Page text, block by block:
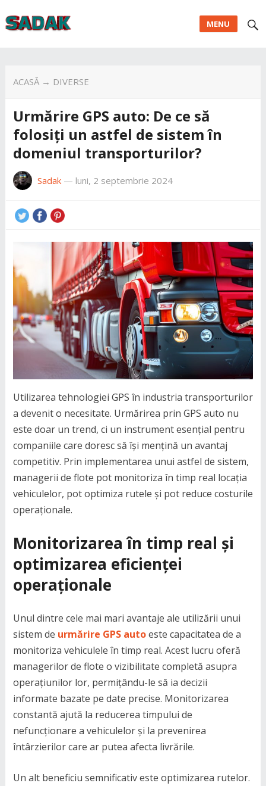
MENU
ACASĂ→ DIVERSE
Urmărire GPS auto: De ce să
folosiți un astfel de sistem în
domeniul transporturilor?
Sadak— luni, 2 septembrie 2024
Utilizarea tehnologiei GPS în industria transporturilor
a devenit o necesitate. Urmărirea prin GPS auto nu
este doar un trend, ci un instrument esențial pentru
companiile care doresc să își mențină un avantaj
competitiv. Prin implementarea unui astfel de sistem,
managerii de flote pot monitoriza în timp real locația
vehiculelor, pot optimiza rutele și pot reduce costurile
operaționale.
Monitorizarea în timp real și
optimizarea eficienței
operaționale
Unul dintre cele mai mari avantaje ale utilizării unui
sistem de urmărire GPS autoeste capacitatea de a
monitoriza vehiculele în timp real. Acest lucru oferă
managerilor de flote o vizibilitate completă asupra
operațiunilor lor, permițându-le să ia decizii
informate bazate pe date precise. Monitorizarea
constantă ajută la reducerea timpului de
nefuncționare a vehiculelor și la prevenirea
întârzierilor care ar putea afecta livrările.
Un alt beneficiu semnificativ este optimizarea rutelor.